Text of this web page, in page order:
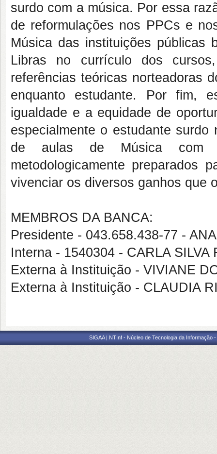
surdo com a música. Por essa
de reformulações nos PPCs e
Música das instituições públicas
Libras no currículo dos
referências teóricas norteadoras
enquanto estudante. Por fim,
igualdade e a equidade de
especialmente o estudante
de aulas de Música com
metodologicamente preparados
vivenciar os diversos ganhos que
MEMBROS DA BANCA:
Presidente - 043.658.438-77 -
Interna - 1540304 - CARLA SILVA
Externa à Instituição - VIVIANE
Externa à Instituição - CLAUDIA
SIGAA | NTInf - Núcleo de Tecnologia da